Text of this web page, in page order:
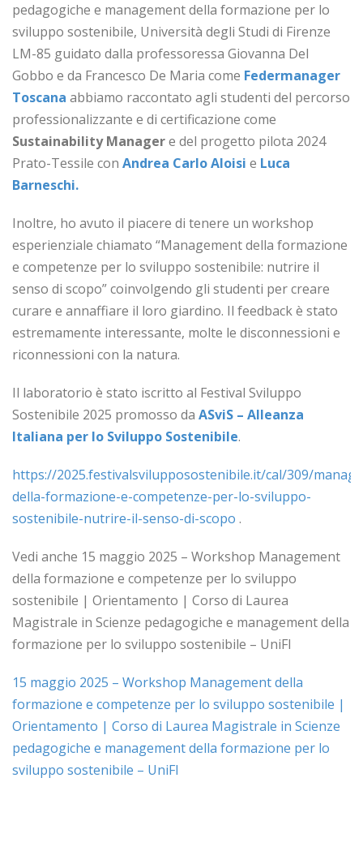
pedagogiche e management della formazione per lo
sviluppo sostenibile, Università degli Studi di Firenze
LM-85 guidato dalla professoressa Giovanna Del
Gobbo e da Francesco De Maria come Federmanager
Toscana abbiamo raccontato agli studenti del percorso
professionalizzante e di certificazione come
Sustainability Managere del progetto pilota 2024
Prato-Tessile con Andrea Carlo Aloisi e Luca
Barneschi.
Inoltre, ho avuto il piacere di tenere un workshop
esperienziale chiamato “Management della formazione
e competenze per lo sviluppo sostenibile: nutrire il
senso di scopo” coinvolgendo gli studenti per creare
curare e annaffiare il loro giardino. Il feedback è stato
estremamente interessante, molte le disconnessioni e
riconnessioni con la natura.
Il laboratorio è stato iscritto al Festival Sviluppo
Sostenibile 2025 promosso da ASviS – Alleanza
Italiana per lo Sviluppo Sostenibile.
https://2025.festivalsvilupposostenibile.it/cal/309/
della-formazione-e-competenze-per-lo-sviluppo-
sostenibile-nutrire-il-senso-di-scopo .
Vedi anche 15 maggio 2025 – Workshop Management
della formazione e competenze per lo sviluppo
sostenibile | Orientamento | Corso di Laurea
Magistrale in Scienze pedagogiche e management della
formazione per lo sviluppo sostenibile – UniFI
15 maggio 2025 – Workshop Management della
formazione e competenze per lo sviluppo sostenibile |
Orientamento | Corso di Laurea Magistrale in Scienze
pedagogiche e management della formazione per lo
sviluppo sostenibile – UniFI